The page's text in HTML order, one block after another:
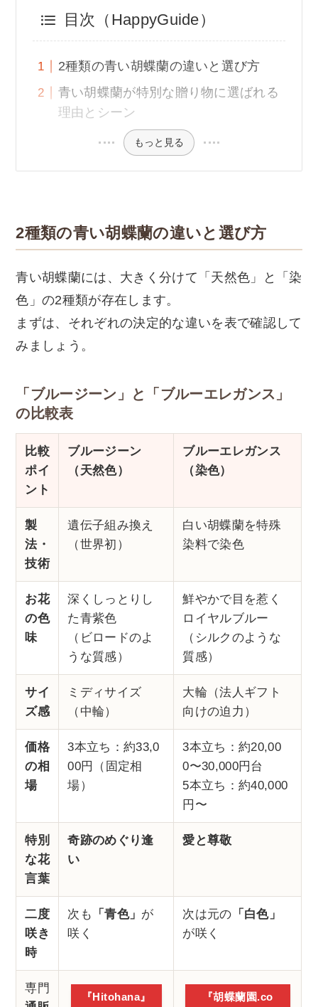
目次（HappyGuide）
2種類の青い胡蝶蘭の違いと選び方
青い胡蝶蘭が特別な贈り物に選ばれる
理由とシーン
もっと見る
2種類の青い胡蝶蘭の違いと選び方
青い胡蝶蘭には、大きく分けて「天然色」と「染
色」の2種類が存在します。
まずは、それぞれの決定的な違いを表で確認して
みましょう。
「ブルージーン」と「ブルーエレガンス」
の比較表
比較
ポイ
ント
ブルージーン
（天然色）
ブルーエレガンス
（染色）
製
法・
技術
遺伝子組み換え
（世界初）
白い胡蝶蘭を特殊
染料で染色
お花
の色
味
深くしっとりし
た青紫色
（ビロードのよ
うな質感）
鮮やかで目を惹く
ロイヤルブルー
（シルクのような
質感）
サイ
ズ感
ミディサイズ
（中輪）
大輪（法人ギフト
向けの迫力）
価格
の相
場
3本立ち：約33,0
00円（固定相
場）
3本立ち：約20,00
0〜30,000円台
5本立ち：約40,000
円〜
特別
な花
言葉
奇跡のめぐり逢
い
愛と尊敬
二度
咲き
時
次も 「青色」 が
咲く
次は元の 「白色」
が咲く
専門
『Hitohana』
『胡蝶蘭園.co